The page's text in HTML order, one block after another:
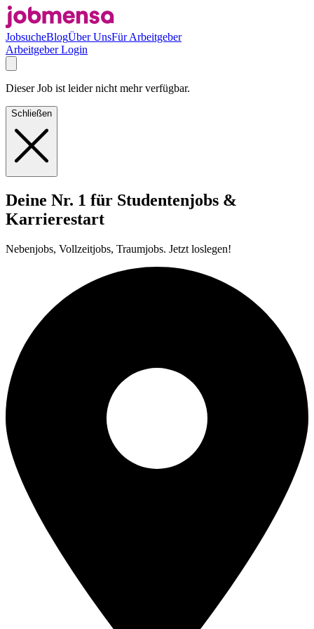
JobsucheBlogÜber UnsFür Arbeitgeber
Arbeitgeber Login
Dieser Job ist leider nicht mehr verfügbar.
Schließen
Deine Nr. 1 für Studentenjobs &
Karrierestart
Nebenjobs, Vollzeitjobs, Traumjobs. Jetzt loslegen!